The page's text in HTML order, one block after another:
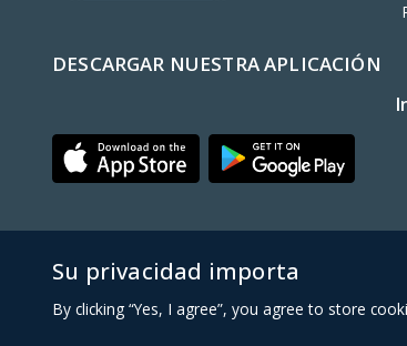
DESCARGAR NUESTRA APLICACIÓN
Copy Right CONSUMERS NETWORK@2024
Su privacidad importa
By clicking “Yes, I agree”, you agree to store